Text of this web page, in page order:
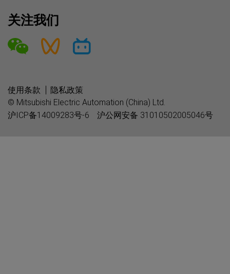
关注我们
使用条款 隐私政策
© Mitsubishi Electric Automation (China) Ltd.
沪ICP备14009283号-6
沪公网安备 31010502005046号